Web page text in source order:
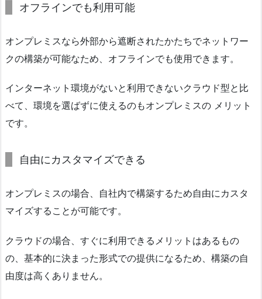
オフラインでも利用可能
オンプレミスなら外部から遮断されたかたちでネットワー
クの構築が可能なため、オフラインでも使用できます。
インターネット環境がないと利用できないクラウド型と比
べて、環境を選ばずに使えるのもオンプレミスの メリット
です。
自由にカスタマイズできる
オンプレミスの場合、自社内で構築するため自由にカスタ
マイズすることが可能です。
クラウドの場合、すぐに利用できるメリットはあるもの
の、基本的に決まった形式での提供になるため、構築の自
由度は高くありません。